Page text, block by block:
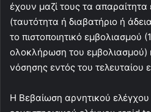
έχουν μαζί τους τα
(ταυτότητα ή διαβατήριο ή
το πιστοποιητικό εμβολιασμού
ολοκλήρωση του εμβολιασμού)
νόσησης εντός του τελευταίου
Η Βεβαίωση αρνητικού